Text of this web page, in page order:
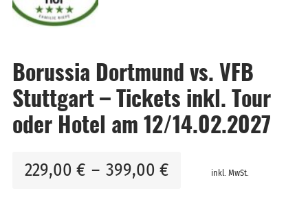
Borussia Dortmund vs. VFB
Stuttgart – Tickets inkl. Tour
oder Hotel am 12/14.02.2027
229,00 € – 399,00 € inkl. MwSt.